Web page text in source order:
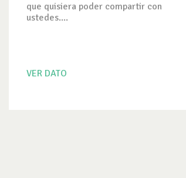
que quisiera poder compartir con
ustedes....
VER DATO